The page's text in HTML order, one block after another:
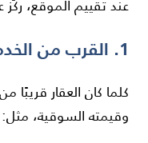
عند تقييم الموقع،
1. القرب من الخدمات
كلما كان العقار قريبًا
وقيمته السوقية، مثل: